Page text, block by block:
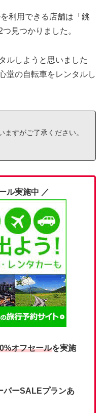
利用できる店舗は「銚
見つかりました。
ルしようと思いました
堂の自転車をレンタルし
すがご了承ください。
ル実施中 ／
オフセールを実施
パーSALEプランあ